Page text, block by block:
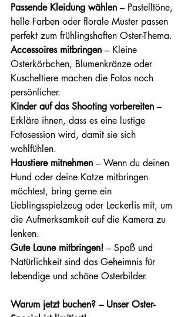
Passende Kleidung wählen – Pastelltöne,
helle Farben oder florale Muster passen
perfekt zum frühlingshaften Oster-Thema.
Accessoires mitbringen – Kleine
Osterkörbchen, Blumenkränze oder
Kuscheltiere machen die Fotos noch
persönlicher.
Kinder auf das Shooting vorbereiten –
Erkläre ihnen, dass es eine lustige
Fotosession wird, damit sie sich
wohlfühlen.
Haustiere mitnehmen – Wenn du deinen
Hund oder deine Katze mitbringen
möchtest, bring gerne ein
Lieblingsspielzeug oder Leckerlis mit, um
die Aufmerksamkeit auf die Kamera zu
lenken.
Gute Laune mitbringen! – Spaß und
Natürlichkeit sind das Geheimnis für
lebendige und schöne Osterbilder.
Warum jetzt buchen? – Unser Oster-